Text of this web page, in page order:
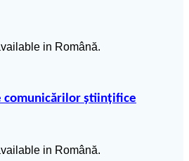
in Română.
comunicărilor științifice
in Română.